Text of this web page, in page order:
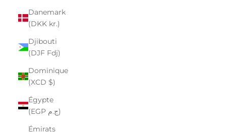
Danemark
(DKK kr.)
Djibouti
(DJF Fdj)
Dominique
(XCD $)
Égypte
(EGP ج.م)
Émirats